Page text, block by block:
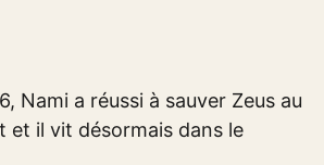
Nami a réussi à sauver Zeus au
et il vit désormais dans le